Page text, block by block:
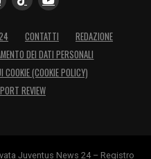
CONTATTI
REDAZIONE
DEI DATI PERSONALI
COOKIE (COOKIE POLICY)
REVIEW
Juventus News 24 – Registro